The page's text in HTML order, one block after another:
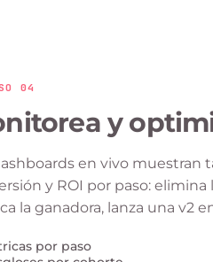
04
y
en vivo muestran
y ROI por paso:
la ganadora, lanza una v2
por paso